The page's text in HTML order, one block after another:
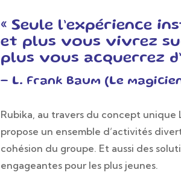
« Seule l’expérience
et plus vous vivrez
plus vous acquerrez
– L. Frank Baum (Le
Rubika, au travers du concept
propose un ensemble d’activités
cohésion du groupe. Et aussi des
engageantes pour les plus jeunes.